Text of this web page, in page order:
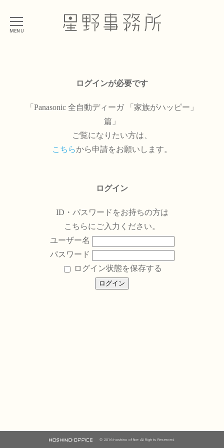
ログインが必要です
「Panasonic 全自動ディーガ 「家族がハッピー」
篇」
ご覧になりたい方は、
こちらから申請をお願いします。
ログイン
ID・パスワードをお持ちの方は
こちらにご入力ください。
ユーザー名
パスワード
ログイン状態を保存する
© 2016 hoshino office All Rights Reserved.
MENU